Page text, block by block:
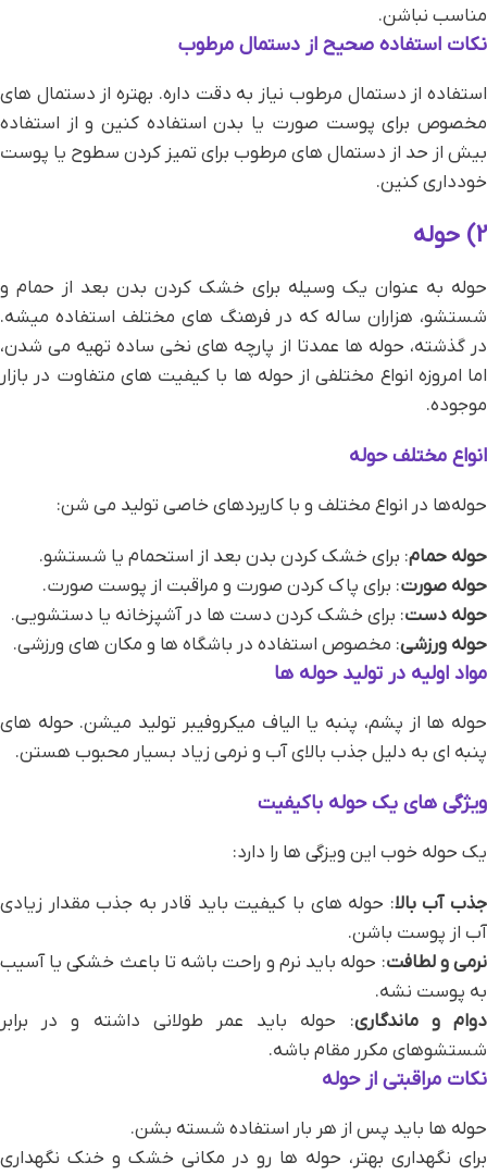
مناسب نباشن.
نکات استفاده صحیح از دستمال مرطوب
استفاده از دستمال مرطوب نیاز به دقت داره. بهتره از دستمال‌ های
مخصوص برای پوست صورت یا بدن استفاده کنین و از استفاده
بیش از حد از دستمال‌ های مرطوب برای تمیز کردن سطوح یا پوست
خودداری کنین.
2) حوله
حوله به عنوان یک وسیله برای خشک کردن بدن بعد از حمام و
شستشو، هزاران ساله که در فرهنگ‌ های مختلف استفاده میشه.
در گذشته، حوله‌ ها عمدتا از پارچه‌ های نخی ساده تهیه می‌ شدن،
اما امروزه انواع مختلفی از حوله‌ ها با کیفیت‌ های متفاوت در بازار
موجوده.
انواع مختلف حوله
حوله‌ها در انواع مختلف و با کاربردهای خاصی تولید می‌ شن:
حوله حمام: برای خشک کردن بدن بعد از استحمام یا شستشو.
حوله صورت: برای پاک کردن صورت و مراقبت از پوست صورت.
حوله دست: برای خشک کردن دست‌ ها در آشپزخانه یا دستشویی.
حوله ورزشی: مخصوص استفاده در باشگاه‌ ها و مکان‌ های ورزشی.
مواد اولیه در تولید حوله‌ ها
حوله‌ ها از پشم، پنبه یا الیاف میکروفیبر تولید میشن. حوله‌ های
پنبه‌ ای به دلیل جذب بالای آب و نرمی زیاد بسیار محبوب هستن.
ویژگی‌ های یک حوله باکیفیت
یک حوله خوب این ویزگی ها را دارد:
جذب آب بالا: حوله‌ های با کیفیت باید قادر به جذب مقدار زیادی
آب از پوست باشن.
نرمی و لطافت: حوله باید نرم و راحت باشه تا باعث خشکی یا آسیب
به پوست نشه.
دوام و ماندگاری: حوله باید عمر طولانی داشته و در برابر
شستشوهای مکرر مقام باشه.
نکات مراقبتی از حوله
حوله‌ ها باید پس از هر بار استفاده شسته بشن.
برای نگهداری بهتر، حوله‌ ها رو در مکانی خشک و خنک نگهداری